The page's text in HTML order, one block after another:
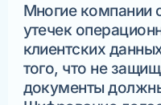
Многие компании
утечек
клиентских
того, что не
документы